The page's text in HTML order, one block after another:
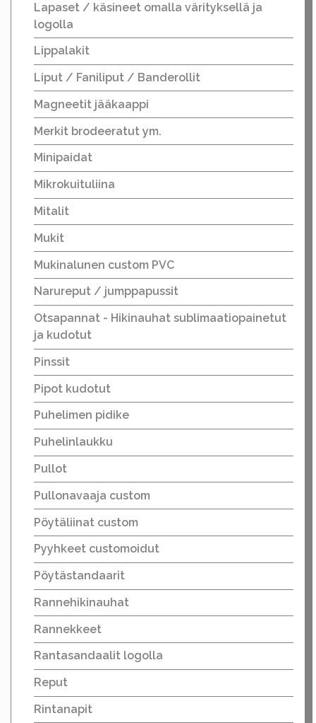
Lapaset / käsineet omalla värityksellä ja
logolla
Lippalakit
Liput / Faniliput / Banderollit
Magneetit jääkaappi
Merkit brodeeratut ym.
Minipaidat
Mikrokuituliina
Mitalit
Mukit
Mukinalunen custom PVC
Narureput / jumppapussit
Otsapannat - Hikinauhat sublimaatiopainetut
ja kudotut
Pinssit
Pipot kudotut
Puhelimen pidike
Puhelinlaukku
Pullot
Pullonavaaja custom
Pöytäliinat custom
Pyyhkeet customoidut
Pöytästandaarit
Rannehikinauhat
Rannekkeet
Rantasandaalit logolla
Reput
Rintanapit